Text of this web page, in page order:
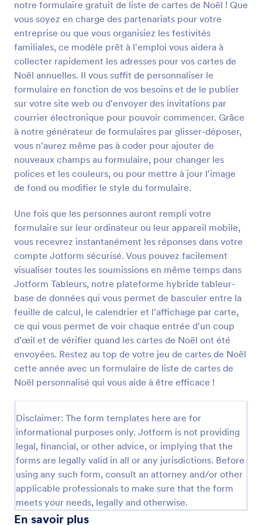
notre formulaire gratuit de liste de cartes de Noël ! Que
vous soyez en charge des partenariats pour votre
entreprise ou que vous organisiez les festivités
familiales, ce modèle prêt à l'emploi vous aidera à
collecter rapidement les adresses pour vos cartes de
Noël annuelles. Il vous suffit de personnaliser le
formulaire en fonction de vos besoins et de le publier
sur votre site web ou d'envoyer des invitations par
courrier électronique pour pouvoir commencer. Grâce
à notre générateur de formulaires par glisser-déposer,
vous n'aurez même pas à coder pour ajouter de
nouveaux champs au formulaire, pour changer les
polices et les couleurs, ou pour mettre à jour l'image
de fond ou modifier le style du formulaire.
Une fois que les personnes auront rempli votre
formulaire sur leur ordinateur ou leur appareil mobile,
vous recevrez instantanément les réponses dans votre
compte Jotform sécurisé. Vous pouvez facilement
visualiser toutes les soumissions en même temps dans
Jotform Tableurs, notre plateforme hybride tableur-
base de données qui vous permet de basculer entre la
feuille de calcul, le calendrier et l'affichage par carte,
ce qui vous permet de voir chaque entrée d'un coup
d'œil et de vérifier quand les cartes de Noël ont été
envoyées. Restez au top de votre jeu de cartes de Noël
cette année avec un formulaire de liste de cartes de
Noël personnalisé qui vous aide à être efficace !
Disclaimer: The form templates here are for
informational purposes only. Jotform is not providing
legal, financial, or other advice, or implying that the
forms are legally valid in all or any jurisdictions. Before
using any such form, consult an attorney and/or other
applicable professionals to make sure that the form
meets your needs, legally and otherwise.
En savoir plus
Formulaire de réservation pour le réveillon de Noël
contient des champs qui renseignement sur le nom,
l’adresse email, le numéro de téléphone et une
confirmation de participation. Il utilise le widget de
Liste Paramétrable qui permet à la personne invitée
d’enregistrer les personnes qui l’accompagneront.
Ce widget est utile si vous ne savez pas combien de
personnes accompagnent l’invité car il lui permet
d’ajouter des champs identiques dynamiquement.
Ce modèle de formulaire utilise aussi l’élément
Paragraphe pour afficher le contenu statique et le
texte, il est le plus souvent utilisé pour apporter des
informations importantes ou des instructions. Vous
pouvez insérer plus d’images ou personnaliser la
mise en page en utilisant le Générateur de
Prévisualiser
Formulaire De Participation à La Loterie De Noël
Le Formulaire de Participation à la Loterie de Noël
est utilisé pour enregistrer votre nom et vos
coordonnées pour avoir une chance de gagner un
prix au concours de Noël. Il indique également les
prix qui seront remis aux participants désignés. Il
peut aussi contenir le règlement du concours
organisé. Cela vous permet d'organiser et de
répandre enthousiasme et joie pendant les festivités.
détermine lequel est désigné pour recevoir un prix
ou un cadeau. Ce Formulaire de Participation à la
Loterie de Noël contient des champs qui
demandent des informations sur le participant, telles
que son nom, son âge, son numéro de téléphone,
son adresse électronique et son lieu d'habitation. Ce
modèle de formulaire contient aussi des champs de
formulaire qui demandent le nom du produit acheté,
le numéro de commande, le montant total de l'achat
et le champ de téléchargement de fichier. Ce
modèle utilise le widget ID unique qui attribue
Go to Category:
Formulaires de Noël
Utiliser le modèle